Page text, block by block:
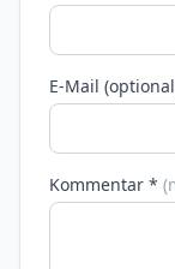
E-Mail
Kommentar *